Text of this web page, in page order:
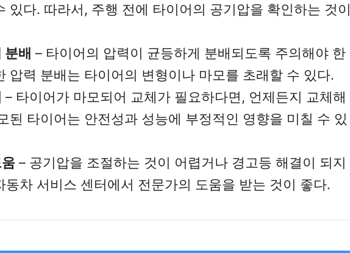
있다. 따라서, 주행 전에 타이어의 공기압을 확인하는 것이
분배 – 타이어의 압력이 균등하게 분배되도록 주의해야 한
압력 분배는 타이어의 변형이나 마모를 초래할 수 있다.
– 타이어가 마모되어 교체가 필요하다면, 언제든지 교체해
된 타이어는 안전성과 성능에 부정적인 영향을 미칠 수 있
– 공기압을 조절하는 것이 어렵거나 경고등 해결이 되지
동차 서비스 센터에서 전문가의 도움을 받는 것이 좋다.